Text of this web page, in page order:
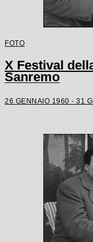
FOTO
X Festival
Sanremo
26 GENNAIO 1960 - 31